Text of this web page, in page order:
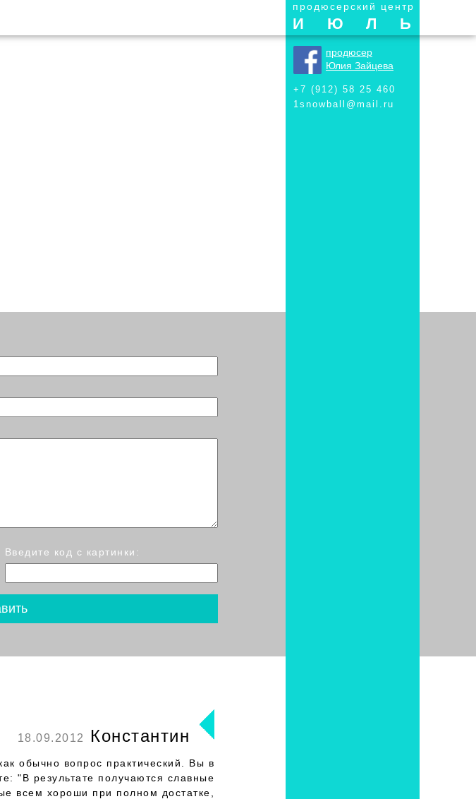
продюсерский центр
ИЮЛЬ
продюсер
Юлия Зайцева
+7 (912) 58 25 460
1snowball@mail.ru
Введите код с картинки:
18.09.2012 Константин
обычно вопрос практический. Вы в
"В результате получаются славные
всем хороши при полном достатке,